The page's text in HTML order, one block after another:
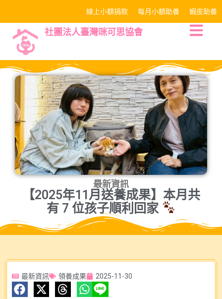
線上小額捐款 每月小額助養 蝦皮助養
社團法人臺灣咪可思協會
最新資訊
【2025年11月送養成果】本月共
有 7 位孩子順利回家
最新資訊 領養成果 2025-11-30